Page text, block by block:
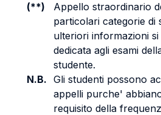
(**)
Appello straordinario
particolari categorie di
ulteriori informazioni
dedicata agli esami
studente.
N.B. Gli studenti possono
appelli purche'
requisito della